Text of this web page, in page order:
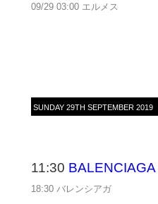
09/29 03:00 エルメス
SUNDAY 29TH SEPTEMBER 2019
11:30 BALENCIAGA
18:30 バレンシアガ